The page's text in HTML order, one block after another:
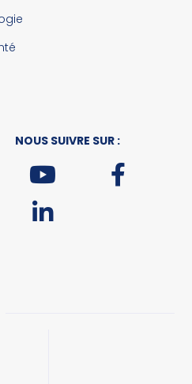
NOUS SUIVRE SUR :